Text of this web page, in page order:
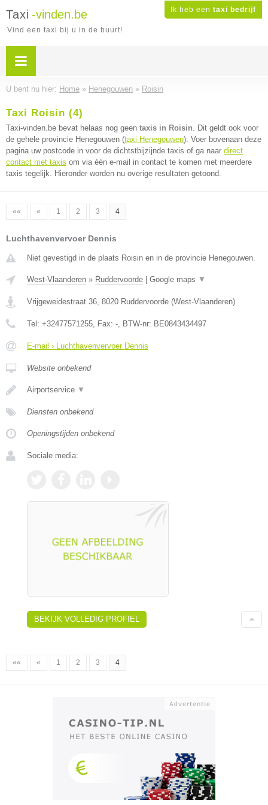
Ik heb een taxi bedrijf
Taxi -vinden.be
Vind een taxi bij u in de buurt!
U bent nu hier: Home » Henegouwen » Roisin
Taxi Roisin (4)
Taxi-vinden.be bevat helaas nog geen taxis in Roisin. Dit geldt ook voor
de gehele provincie Henegouwen (taxi Henegouwen). Voer bovenaan deze
pagina uw postcode in voor de dichtstbijzijnde taxis of ga naar direct
contact met taxis om via één e-mail in contact te komen met meerdere
taxis tegelijk. Hieronder worden nu overige resultaten getoond.
«« « 1 2 3 4
Luchthavenvervoer Dennis
Niet gevestigd in de plaats Roisin en in de provincie Henegouwen.
West-Vlaanderen » Ruddervoorde Google maps ▼
Vrijgeweidestraat 36, 8020 Ruddervoorde (West-Vlaanderen)
Tel: +32477571255, Fax: -, BTW-nr: BE0843434497
E-mail › Luchthavenvervoer Dennis
Website onbekend
Airportservice ▼
Diensten onbekend
Openingstijden onbekend
Sociale media:
BEKIJK VOLLEDIG PROFIEL
«« « 1 2 3 4